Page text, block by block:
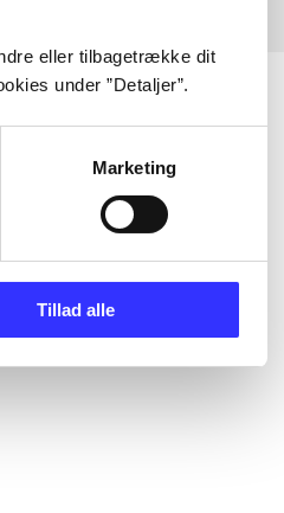
eller tilbagetrække dit
under ”Detaljer”.
Marketing
Tillad alle